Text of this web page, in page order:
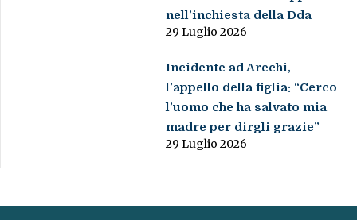
nell’inchiesta della Dda
29 Luglio 2026
Incidente ad Arechi,
l’appello della figlia: “Cerco
l’uomo che ha salvato mia
madre per dirgli grazie”
29 Luglio 2026